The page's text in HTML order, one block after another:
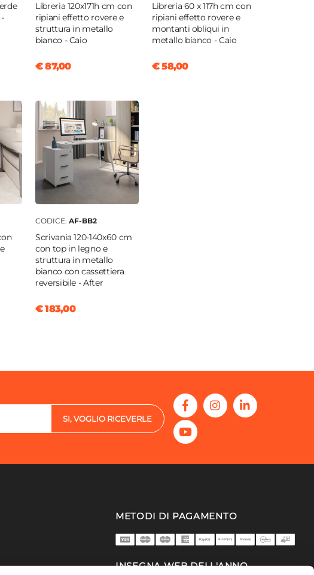
Libreria 120x171h cm con
ripiani effetto rovere e
struttura in metallo
bianco - Caio
€ 87,00
Libreria 60 x 117h cm con
ripiani effetto rovere e
montanti obliqui in
metallo bianco - Caio
€ 58,00
CODICE: AF-BB2
Scrivania 120-140x60 cm
con top in legno e
struttura in metallo
bianco con cassettiera
reversibile - After
€ 183,00
SI, VOGLIO RICEVERLE
METODI DI PAGAMENTO
INSEGNA WEB DELL'ANNO